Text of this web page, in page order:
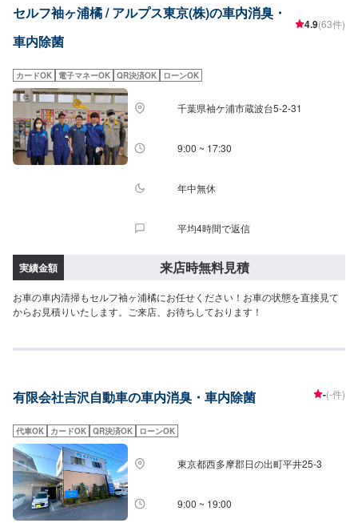
【4】お車の整備【5】整備代金のお支払い【6】出庫（ご納車、またはご来
店）<代車について>代車をご用意しています。お車の作業中は代車をご利用
ください。※代車の燃料代はお客様にご負担いただいております。※状況によ
～19:00【土曜】8:30～18:00【日曜（受付のみ可）】9:00～18:00祝日定休
セルフ袖ヶ浦橘 / アルプス東京(株)の車内消臭・
車内除菌
4.9(63件)
カードOK 電子マネーOK QR決済OK ローンOK
千葉県袖ケ浦市蔵波台5-2-31
9:00 ~ 17:30
年中無休
平均4時間で返信
実績金額 来店時無料見積
お車の車内清掃もセルフ袖ヶ浦橘にお任せください！お車の状態を直接見て
からお見積りいたします。ご来店、お待ちしております！
有限会社吉沢自動車の車内消臭・車内除菌 -(-件)
代車OK カードOK QR決済OK ローンOK
東京都西多摩郡日の出町平井25-3
9:00 ~ 19:00